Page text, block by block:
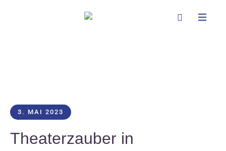
3. MAI 2023
Theaterzauber in